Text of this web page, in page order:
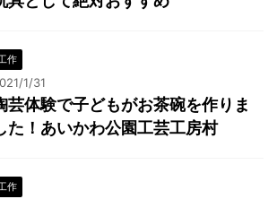
作
1/31
芸体験で子どもがお茶碗を作りま
た！あいかわ公園工芸工房村
作